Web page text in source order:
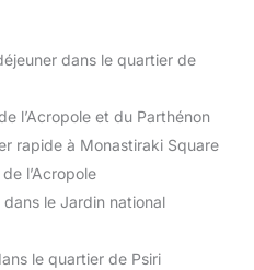
dans le quartier de
l’Acropole et du Parthénon
rapide à Monastiraki Square
l’Acropole
le Jardin national
le quartier de Psiri